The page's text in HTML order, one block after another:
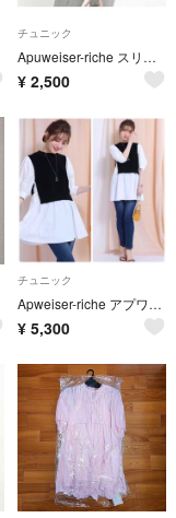
チュニック
Apuweiser-riche スリットショルダーペプラムニット
¥ 2,500
チュニック
Apweiser-riche アプワイザーリッシェ ベストドッキングチュニック
¥ 5,300